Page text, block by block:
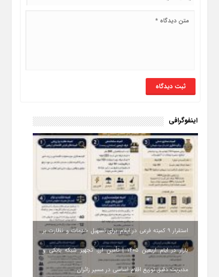
اینفوگرافی
استقرار ۹ کمیته فرعی در ایلام برای تسهیل خدمات و نظارت بر
بازار در ایام اربعین ۱۴۰۵ | تأمین ارز، تجهیز شبکه بانکی و
مدیریت دقیق توزیع اقلام اساسی در مسیر زائران